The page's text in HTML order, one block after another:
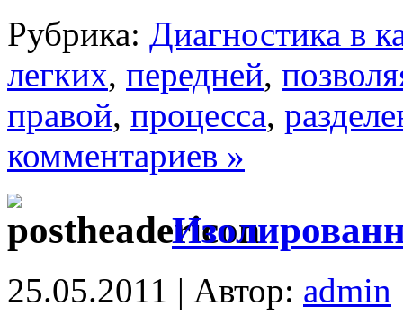
Рубрика: Диагностика в
легких, передней,
правой, процесса,
комментариев »
25.05.2011 | Автор: admin